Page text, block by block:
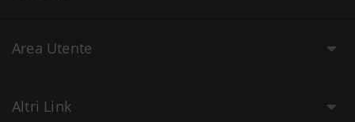
Area Utente
Altri Link